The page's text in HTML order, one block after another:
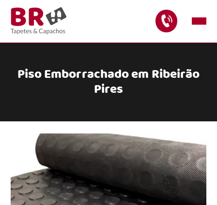
Piso Emborrachado em Ribeirão
Pires